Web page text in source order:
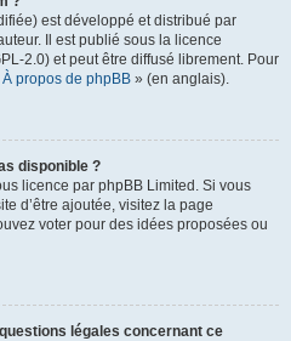
est développé et distribué par
Il est publié sous la licence
2.0) et peut être diffusé librement. Pour
À propos de phpBB » (en anglais).
disponible ?
licence par phpBB Limited. Si vous
d’être ajoutée, visitez la page
voter pour des idées proposées ou
légales concernant ce